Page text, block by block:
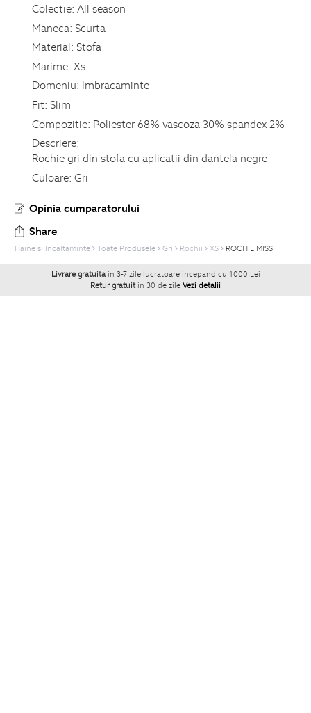
Colectie: All season
Maneca: Scurta
Material: Stofa
Marime: Xs
Domeniu: Imbracaminte
Fit: Slim
Compozitie: Poliester 68% vascoza 30% spandex 2%
Descriere:
Rochie gri din stofa cu aplicatii din dantela negre
Culoare: Gri
Opinia cumparatorului
Share
Haine si Incaltaminte Toate Produsele Gri Rochii XS ROCHIE MISS
Livrare gratuita in 3-7 zile lucratoare incepand cu 1000 Lei
Retur gratuit in 30 de zile Vezi detalii